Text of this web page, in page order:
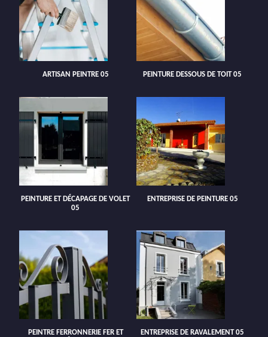
ARTISAN PEINTRE 05 PEINTURE DESSOUS DE TOIT 05
PEINTURE ET DÉCAPAGE DE VOLET
05
ENTREPRISE DE PEINTURE 05
PEINTRE FERRONNERIE FER ET
ENTREPRISE DE RAVALEMENT 05